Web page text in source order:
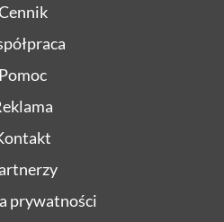
Pomoc
prywatności